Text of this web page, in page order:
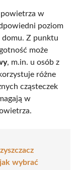
w
poziom
Z punktu
może
, m.in. u osób z
różne
cząsteczek
w
wybrać